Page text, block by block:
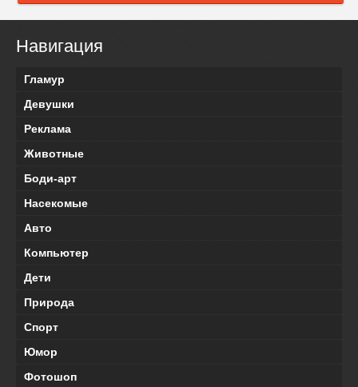
Навигация
Гламур
Девушки
Реклама
Животные
Боди-арт
Насекомые
Авто
Компьютер
Дети
Природа
Спорт
Юмор
Фотошоп